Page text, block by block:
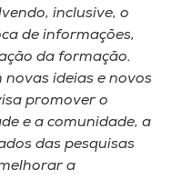
inclusive, o
de informações,
da formação.
ideias e novos
promover o
e a comunidade, a
das pesquisas
a